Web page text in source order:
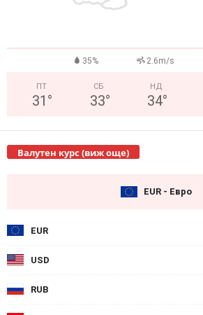
35% 2.6m/s
ПТ
31 °
СБ
33°
НД
34°
Валутен курс (виж още)
EUR - Евро
EUR
USD
RUB